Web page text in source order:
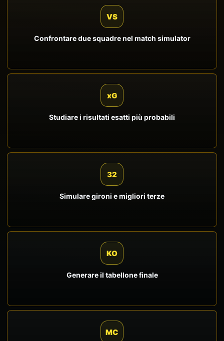
VS
Confrontare due squadre nel match simulator
xG
Studiare i risultati esatti più probabili
32
Simulare gironi e migliori terze
KO
Generare il tabellone finale
MC